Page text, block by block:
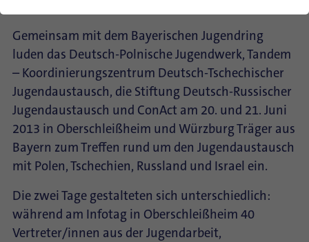
Gemeinsam mit dem Bayerischen Jugendring
luden das Deutsch-Polnische Jugendwerk, Tandem
– Koordinierungszentrum Deutsch-Tschechischer
Jugendaustausch, die Stiftung Deutsch-Russischer
Jugendaustausch und ConAct am 20. und 21. Juni
2013 in Oberschleißheim und Würzburg Träger aus
Bayern zum Treffen rund um den Jugendaustausch
mit Polen, Tschechien, Russland und Israel ein.
Die zwei Tage gestalteten sich unterschiedlich:
während am Infotag in Oberschleißheim 40
Vertreter/innen aus der Jugendarbeit,